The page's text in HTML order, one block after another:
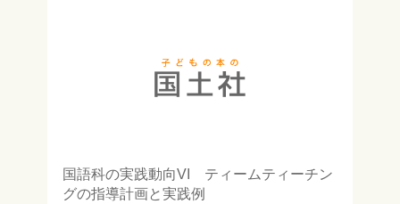
国語科の実践動向VI ティームティーチン
グの指導計画と実践例